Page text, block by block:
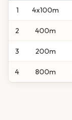
1 4x100m
2 400m
3 200m
4 800m